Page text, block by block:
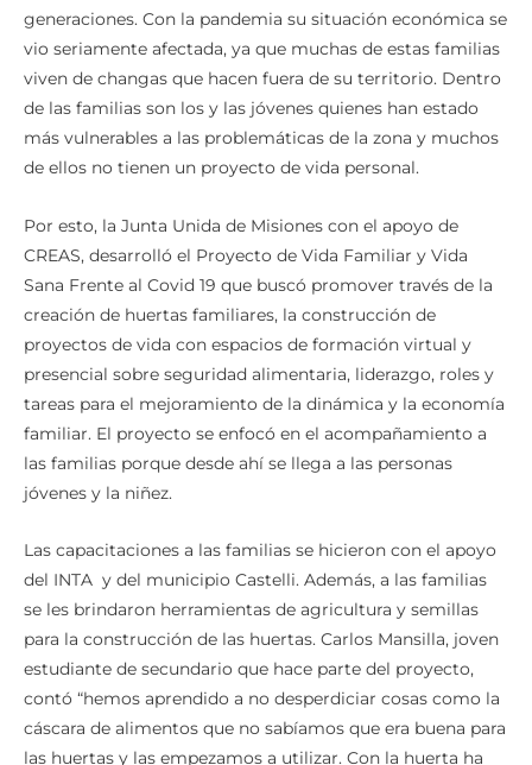
generaciones. Con la pandemia su situación económica se
vio seriamente afectada, ya que muchas de estas familias
viven de changas que hacen fuera de su territorio. Dentro
de las familias son los y las jóvenes quienes han estado
más vulnerables a las problemáticas de la zona y muchos
de ellos no tienen un proyecto de vida personal.
Por esto, la Junta Unida de Misiones con el apoyo de
CREAS, desarrolló el Proyecto de Vida Familiar y Vida
Sana Frente al Covid 19 que buscó promover través de la
creación de huertas familiares, la construcción de
proyectos de vida con espacios de formación virtual y
presencial sobre seguridad alimentaria, liderazgo, roles y
tareas para el mejoramiento de la dinámica y la economía
familiar. El proyecto se enfocó en el acompañamiento a
las familias porque desde ahí se llega a las personas
jóvenes y la niñez.
Las capacitaciones a las familias se hicieron con el apoyo
del INTA y del municipio Castelli. Además, a las familias
se les brindaron herramientas de agricultura y semillas
para la construcción de las huertas. Carlos Mansilla, joven
estudiante de secundario que hace parte del proyecto,
contó “hemos aprendido a no desperdiciar cosas como la
cáscara de alimentos que no sabíamos que era buena para
las huertas y las empezamos a utilizar. Con la huerta ha